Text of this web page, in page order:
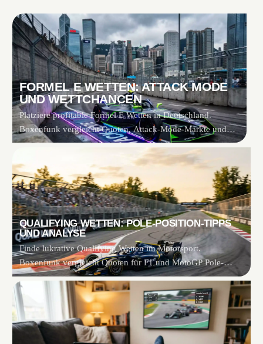
FORMEL E WETTEN: ATTACK MODE
UND WETTCHANCEN
Platziere profitable Formel E Wetten in Deutschland.
Boxenfunk vergleicht Quoten, Attack-Mode-Märkte und
exklusive Boni bei…
QUALIFYING WETTEN: POLE-POSITION-TIPPS
UND ANALYSE
Finde lukrative Qualifying Wetten im Motorsport.
Boxenfunk vergleicht Quoten für F1 und MotoGP Pole-
Positions bei…